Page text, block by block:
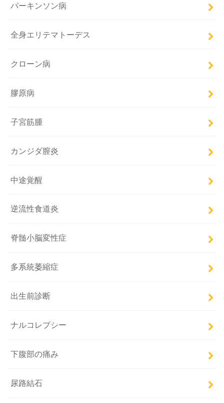
パーキンソン病
全身エリテマトーデス
クローン病
膠原病
子宮筋腫
カンジダ膣炎
中途覚醒
逆流性食道炎
脊髄小脳変性症
多系統萎縮症
出生前診断
ナルコレプシー
下腹部の痛み
尿路結石